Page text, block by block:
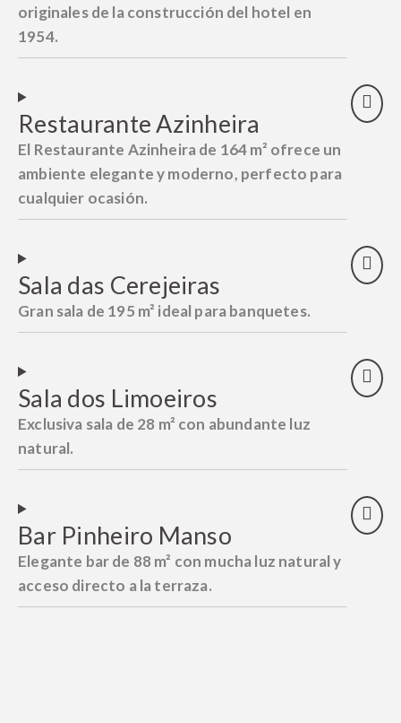
originales de la construcción del hotel en
1954.
Restaurante Azinheira
El Restaurante Azinheira de 164 m² ofrece un
ambiente elegante y moderno, perfecto para
cualquier ocasión.
Sala das Cerejeiras
Gran sala de 195 m² ideal para banquetes.
Sala dos Limoeiros
Exclusiva sala de 28 m² con abundante luz
natural.
Bar Pinheiro Manso
Elegante bar de 88 m² con mucha luz natural y
acceso directo a la terraza.